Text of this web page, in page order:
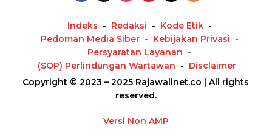
Indeks Redaksi
Kode Etik
Pedoman Media Siber
Kebijakan Privasi
Persyaratan Layanan
(SOP) Perlindungan Wartawan
Disclaimer
Copyright © 2023 – 2025 Rajawalinet.co | All rights
reserved.
Versi Non AMP